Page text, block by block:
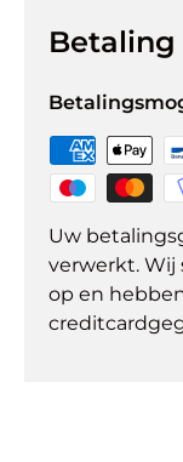
Uw
verwerkt. Wij
op en